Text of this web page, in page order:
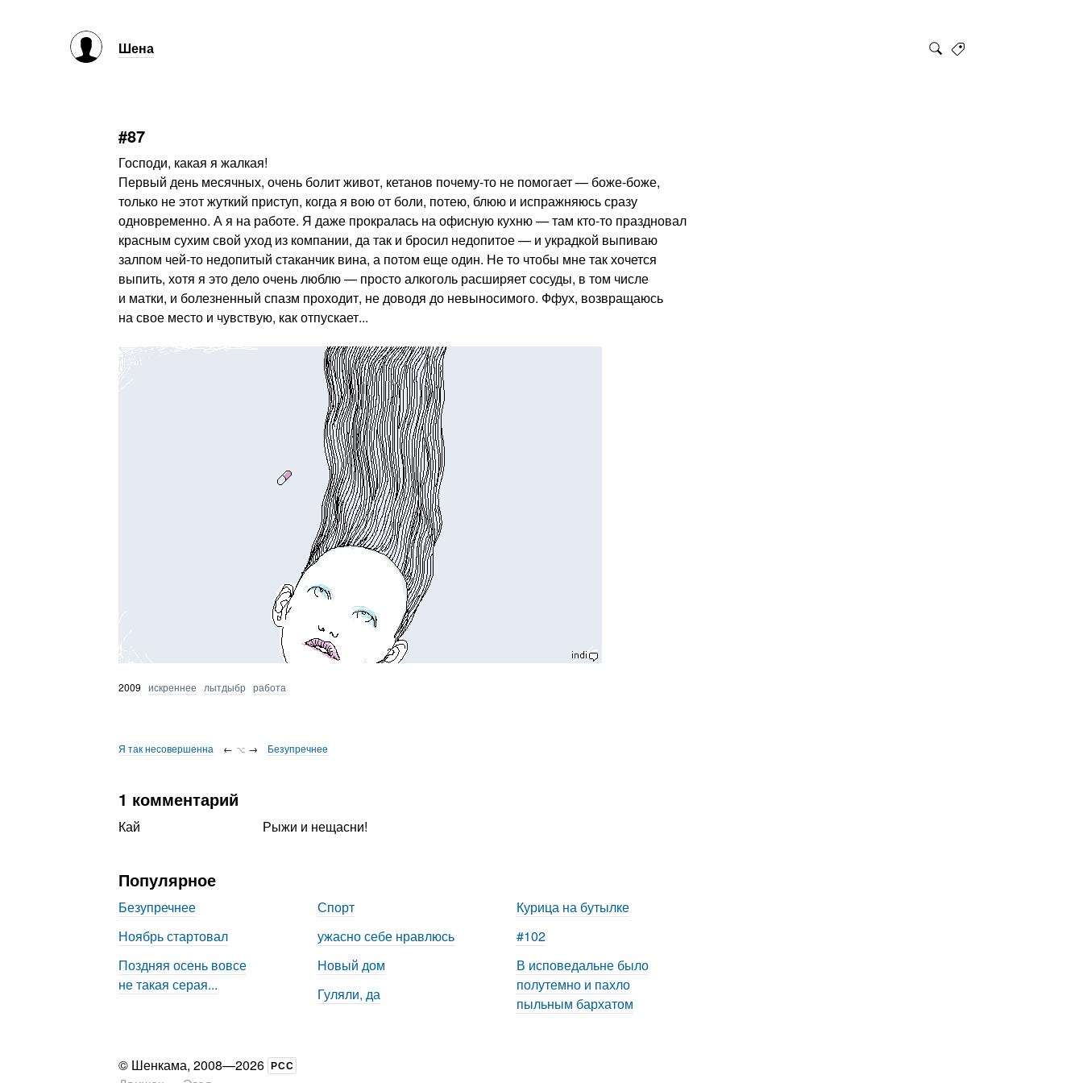
Шена
#87
Господи, какая я жалкая!
Первый день месячных, очень болит живот, кетанов почему-то не помогает — боже-боже,
только не этот жуткий приступ, когда я вою от боли, потею, блюю и испражняюсь сразу
одновременно. А я на работе. Я даже прокралась на офисную кухню — там кто-то праздновал
красным сухим свой уход из компании, да так и бросил недопитое — и украдкой выпиваю
залпом чей-то недопитый стаканчик вина, а потом еще один. Не то чтобы мне так хочется
выпить, хотя я это дело очень люблю — просто алкоголь расширяет сосуды, в том числе
и матки, и болезненный спазм проходит, не доводя до невыносимого. Ффух, возвращаюсь
на свое место и чувствую, как отпускает...
2009 искреннее лытдыбр работа
Я так несовершенна ← ⌥ → Безупречнее
1 комментарий
Кай Рыжи и нещасни!
Популярное
Безупречнее
Ноябрь стартовал
Поздняя осень вовсе
не такая серая...
Спорт
ужасно себе нравлюсь
Новый дом
Гуляли, да
Курица на бутылке
#102
В исповедальне было
полутемно и пахло
пыльным бархатом
© Шенкама, 2008—2026 РСС